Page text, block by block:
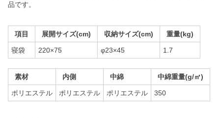
品です。
項目 展開サイズ(cm) 収納サイズ(cm) 重量(kg)
寝袋 220×75 φ23×45 1.7
素材 内側 中綿 中綿重量(g/㎡)
ポリエステル ポリエステル ポリエステル 350